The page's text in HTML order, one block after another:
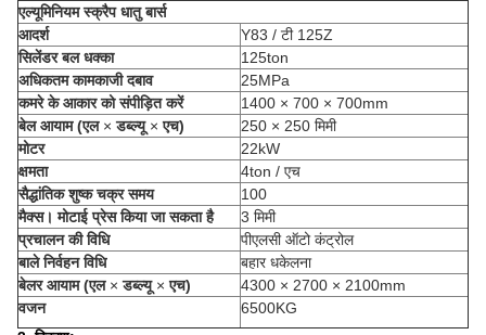
एल्यूमिनियम स्क्रैप धातु बार्स
आदर्श
Y83 / टी 125Z
सिलेंडर बल धक्का
125ton
अधिकतम कामकाजी दबाव
25MPa
कमरे के आकार को संपीड़ित करें
1400 × 700 × 700mm
बेल आयाम (एल×डब्ल्यू×एच)
250 × 250 मिमी
मोटर
22kW
क्षमता
4ton / एच
सैद्धांतिक शुष्क चक्र समय
100
मैक्स। मोटाई प्रेस किया जा सकता है
3 मिमी
प्रचालन की विधि
पीएलसी ऑटो कंट्रोल
बाले निर्वहन विधि
बहार धकेलना
बेलर आयाम (एल×डब्ल्यू×एच)
4300 × 2700 × 2100mm
वजन
6500KG